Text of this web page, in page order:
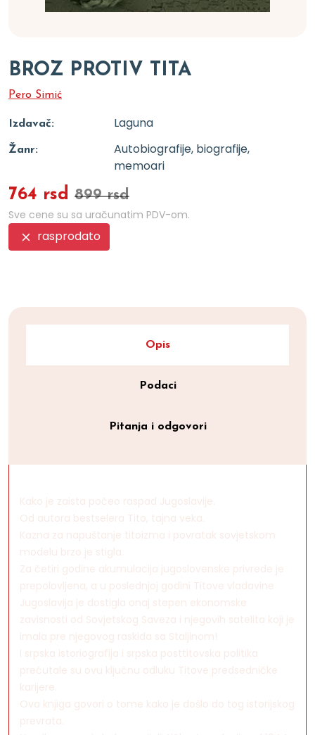
BROZ PROTIV TITA
Pero Simić
Izdavač: Laguna
Žanr:
Autobiografije, biografije,
memoari
764 rsd 899 rsd
Sve cene su sa uračunatim PDV-om.
rasprodato
Opis
Podaci
Pitanja i odgovori
Kako je zaista počeo raspad Jugoslavije.
Od autora bestselera Tito, tajna veka.
Kazna za napuštanje titoizma i povratak sovjetskom
modelu brzo je stigla.
Za četiri godine akumulacija jugoslovenske privrede je
prepolovljena, a u poslednjoj godini Titove vladavine
Jugoslavija je dostigla onaj stepen ekonomske
zavisnosti od Sovjetskog Saveza i njegovih satelita koji je
imala pre njegovog raskida sa Staljinom!
I srpska istoriografija i srpska posttitovska politika
prećutale su ovu ključnu odluku Titove predsedničke
karijere.
Ova knjiga govori o tome kako je došlo do tog istorijskog
prevrata.